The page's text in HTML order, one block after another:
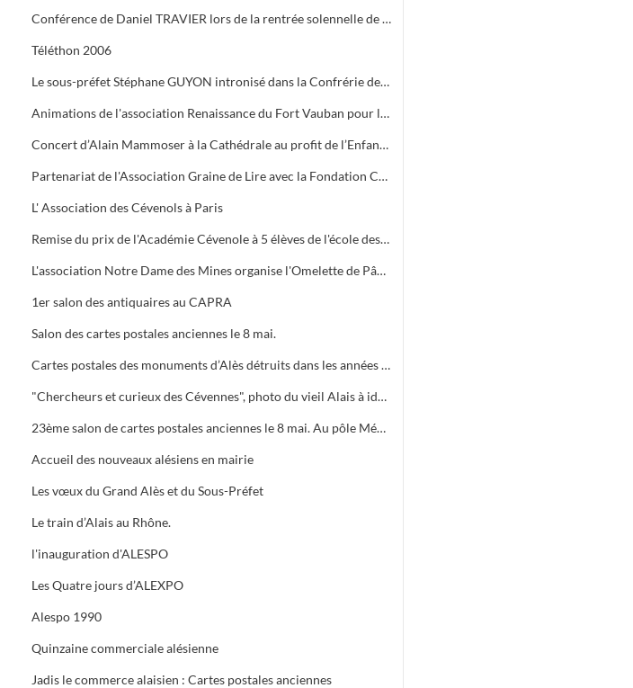
Conférence de Daniel TRAVIER lors de la rentrée solennelle de l'Académie Cévenole
Téléthon 2006
Le sous-préfet Stéphane GUYON intronisé dans la Confrérie des Mange Tripes
Animations de l'association Renaissance du Fort Vauban pour le Téléthon
Concert d’Alain Mammoser à la Cathédrale au profit de l’Enfance Inadaptée.
Partenariat de l'Association Graine de Lire avec la Fondation Crédit Mutuel
L' Association des Cévenols à Paris
Remise du prix de l'Académie Cévenole à 5 élèves de l'école des Mines pour leur travail sur la mine et ses conséquences sur l'économie et les paysages.
L'association Notre Dame des Mines organise l'Omelette de Pâques à l'Ermitage
1er salon des antiquaires au CAPRA
Salon des cartes postales anciennes le 8 mai.
Cartes postales des monuments d’Alès détruits dans les années 1960.
"Chercheurs et curieux des Cévennes", photo du vieil Alais à identifier.
23ème salon de cartes postales anciennes le 8 mai. Au pôle Mécanique grand prix camion
Accueil des nouveaux alésiens en mairie
Les vœux du Grand Alès et du Sous-Préfet
Le train d’Alais au Rhône.
l'inauguration d'ALESPO
Les Quatre jours d’ALEXPO
Alespo 1990
Quinzaine commerciale alésienne
Jadis le commerce alaisien : Cartes postales anciennes